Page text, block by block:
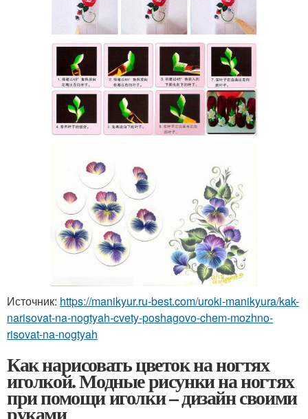
Источник: https://manikyur.ru-best.com/uroki-manikyura/kak-
narisovat-na-nogtyah-cvety-poshagovo-chem-mozhno-
risovat-na-nogtyah
Как нарисовать цветок на ногтях
иголкой. Модные рисунки на ногтях
при помощи иголки – дизайн своими